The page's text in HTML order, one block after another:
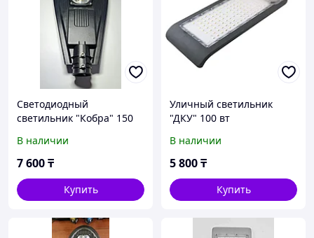
Светодиодный
светильник "Кобра" 150
В наличии
7 600₸
Купить
Уличный светильник
"ДКУ" 100 вт
В наличии
5 800₸
Купить